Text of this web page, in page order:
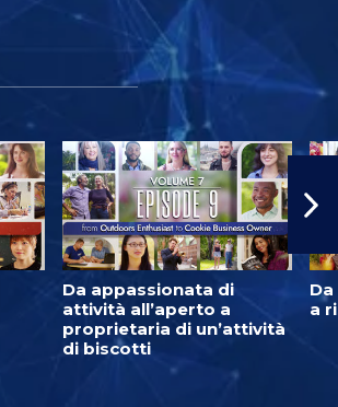
Da appassionata di
attività all’aperto a
proprietaria di un’attività
di biscotti
a